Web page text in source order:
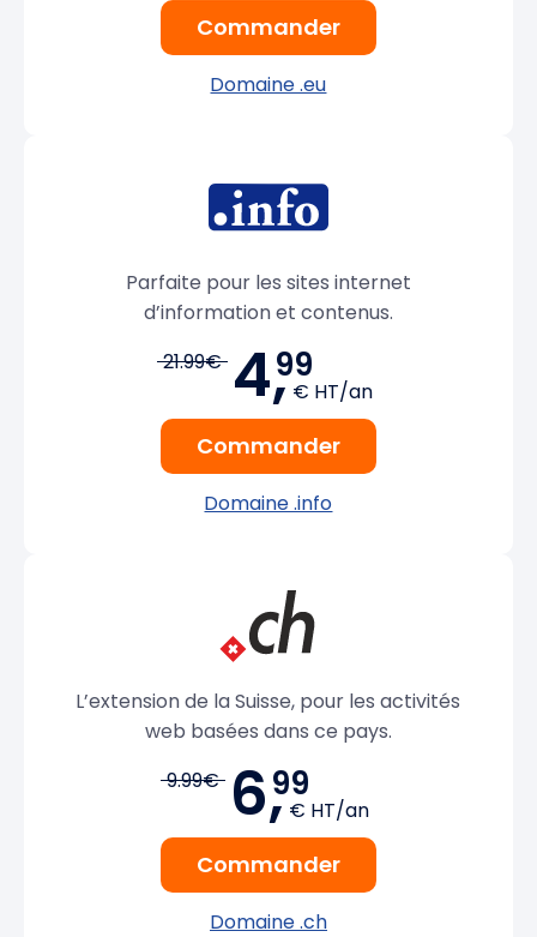
Commander
Domaine .eu
Parfaite pour les sites internet
d’information et contenus.
21.99€ 4,99
€ HT/an
Commander
Domaine .info
L’extension de la Suisse, pour les activités
web basées dans ce pays.
9.99€ 6,99
€ HT/an
Commander
Domaine .ch